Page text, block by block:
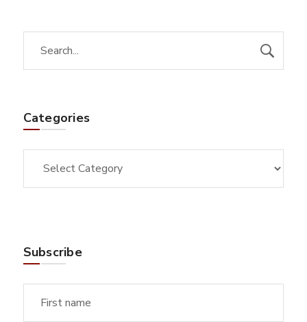
Categories
Subscribe